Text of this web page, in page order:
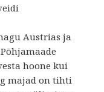
Austrias ja
hoone kui
majad on tihti